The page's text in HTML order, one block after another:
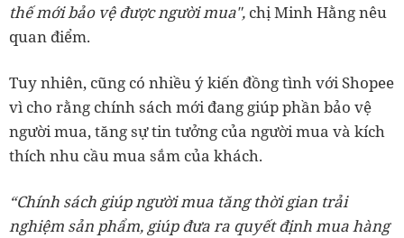
thế mới bảo vệ được người mua", chị Minh Hằng nêu
quan điểm.
Tuy nhiên, cũng có nhiều ý kiến đồng tình với Shopee
vì cho rằng chính sách mới đang giúp phần bảo vệ
người mua, tăng sự tin tưởng của người mua và kích
thích nhu cầu mua sắm của khách.
“Chính sách giúp người mua tăng thời gian trải
nghiệm sản phẩm, giúp đưa ra quyết định mua hàng